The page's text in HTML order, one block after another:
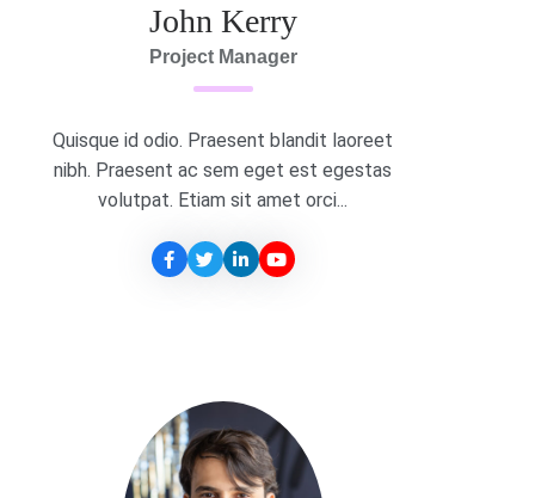
John Kerry
Project Manager
Quisque id odio. Praesent blandit laoreet
nibh. Praesent ac sem eget est egestas
volutpat. Etiam sit amet orci...